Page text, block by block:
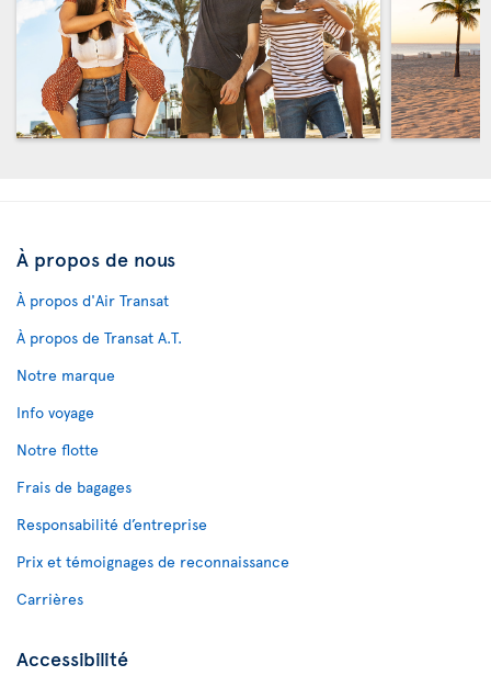
À propos de nous
À propos d'Air Transat
À propos de Transat A.T.
Notre marque
Info voyage
Notre flotte
Frais de bagages
Responsabilité d’entreprise
Prix et témoignages de reconnaissance
Carrières
Accessibilité